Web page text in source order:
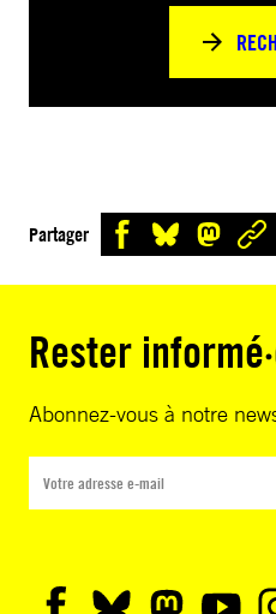
Partager
Rester
Abonnez-vous à notre